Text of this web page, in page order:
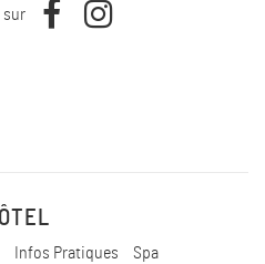
sur
Infos Pratiques Spa